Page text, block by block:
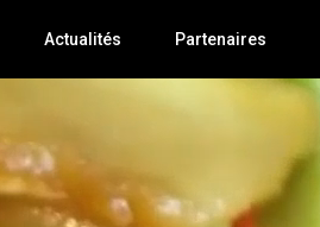
Actualités Partenaires